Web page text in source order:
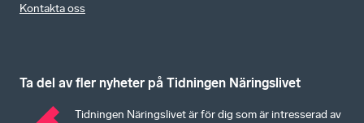
Kontakta oss
Ta del av fler nyheter på Tidningen Näringslivet
Tidningen Näringslivet är för dig som är intresserad av